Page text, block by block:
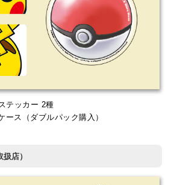
テッカー 2種
ース（ダブルパック購入）
店）